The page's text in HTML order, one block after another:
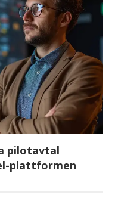
pilotavtal
plattformen